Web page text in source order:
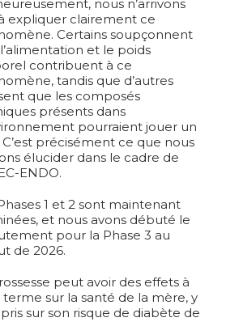
nous n’arrivons
expliquer clairement ce
Certains soupçonnent
et le poids
contribuent à ce
tandis que d’autres
que les composés
présents dans
pourraient jouer un
C’est précisément ce que nous
élucider dans le cadre de
ENDO.
1 et 2 sont maintenant
et nous avons débuté le
pour la Phase 3 au
de 2026.
peut avoir des effets à
terme sur la santé de la mère, y
sur son risque de diabète de